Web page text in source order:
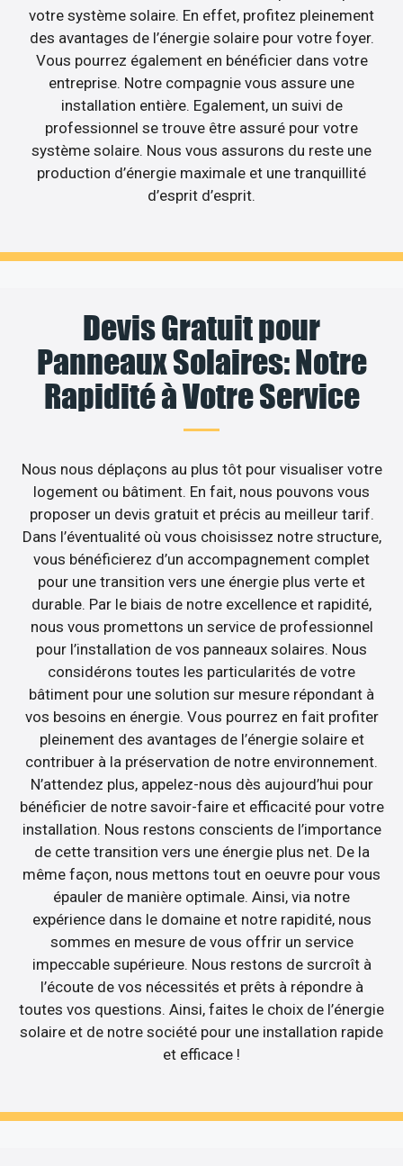
votre système solaire. En effet, profitez pleinement
des avantages de l’énergie solaire pour votre foyer.
Vous pourrez également en bénéficier dans votre
entreprise. Notre compagnie vous assure une
installation entière. Egalement, un suivi de
professionnel se trouve être assuré pour votre
système solaire. Nous vous assurons du reste une
production d’énergie maximale et une tranquillité
d’esprit d’esprit.
Devis Gratuit pour
Panneaux Solaires: Notre
Rapidité à Votre Service
Nous nous déplaçons au plus tôt pour visualiser votre
logement ou bâtiment. En fait, nous pouvons vous
proposer un devis gratuit et précis au meilleur tarif.
Dans l’éventualité où vous choisissez notre structure,
vous bénéficierez d’un accompagnement complet
pour une transition vers une énergie plus verte et
durable. Par le biais de notre excellence et rapidité,
nous vous promettons un service de professionnel
pour l’installation de vos panneaux solaires. Nous
considérons toutes les particularités de votre
bâtiment pour une solution sur mesure répondant à
vos besoins en énergie. Vous pourrez en fait profiter
pleinement des avantages de l’énergie solaire et
contribuer à la préservation de notre environnement.
N’attendez plus, appelez-nous dès aujourd’hui pour
bénéficier de notre savoir-faire et efficacité pour votre
installation. Nous restons conscients de l’importance
de cette transition vers une énergie plus net. De la
même façon, nous mettons tout en oeuvre pour vous
épauler de manière optimale. Ainsi, via notre
expérience dans le domaine et notre rapidité, nous
sommes en mesure de vous offrir un service
impeccable supérieure. Nous restons de surcroît à
l’écoute de vos nécessités et prêts à répondre à
toutes vos questions. Ainsi, faites le choix de l’énergie
solaire et de notre société pour une installation rapide
et efficace !